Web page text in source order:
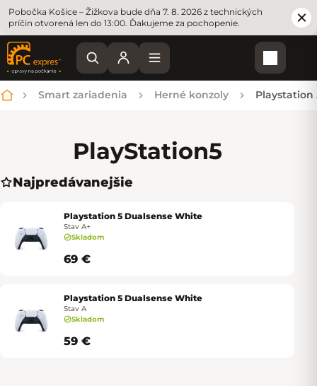
Pobočka Košice – Žižkova bude dňa 7. 8. 2026 z technických
príčin otvorená len do 13:00. Ďakujeme za pochopenie.
Domov
Smart zariadenia Herné konzoly Playstation
PlayStation5
Najpredávanejšie
Playstation 5 Dualsense White
Stav A+
Skladom
69 €
Playstation 5 Dualsense White
Stav A
Skladom
59 €